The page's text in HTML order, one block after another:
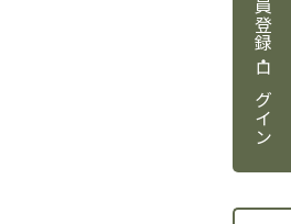
会員登録・ログイン